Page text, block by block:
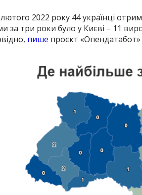
2022 року 44 українці
за три роки було у Києві – 11
пише проєкт «Опендатабот»